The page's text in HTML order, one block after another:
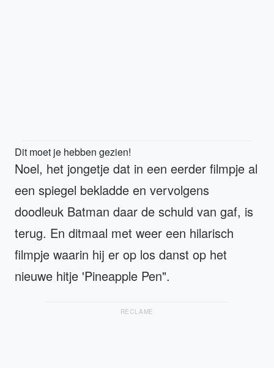
Dit moet je hebben gezien!
Noel, het jongetje dat in een eerder filmpje al
een spiegel bekladde en vervolgens
doodleuk Batman daar de schuld van gaf, is
terug. En ditmaal met weer een hilarisch
filmpje waarin hij er op los danst op het
nieuwe hitje 'Pineapple Pen".
RECLAME